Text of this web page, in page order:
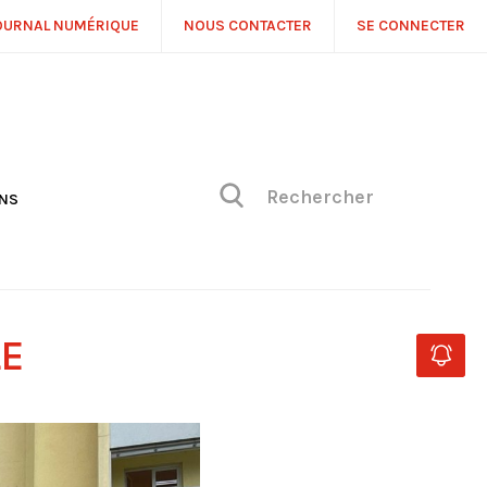
NUMÉRIQUE NOUS CONTACTER SE CONNECTER